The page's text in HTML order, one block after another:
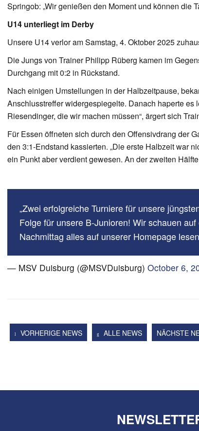
Springob: „Wir genießen den Moment und können die
U14 unterliegt im Derby
Unsere U14 verlor am Samstag, 4. Oktober 2025
Die Jungs von Trainer Philipp Rüberg kamen im
Durchgang mit 0:2 in Rückstand.
Nach einigen Umstellungen in der Halbzeitpause,
Anschlusstreffer widergespiegelte. Danach haperte es
Riesendinger, die wir machen müssen“, ärgert sich
Für Essen öffneten sich durch den Offensivdrang der
den 3:1-Endstand kassierten. „Die erste Halbzeit war
ein Punkt aber verdient gewesen. An der zweiten
Zwei erfolgreiche Turniere für unsere
Folge für unsere B-Junioren! Wir schauen
Nachmittag alles auf unserer Homepage
— MSV Duisburg (@MSVDuisburg) October 6,
VORHERIGE NEWS ALLE NEWS NÄCHSTE